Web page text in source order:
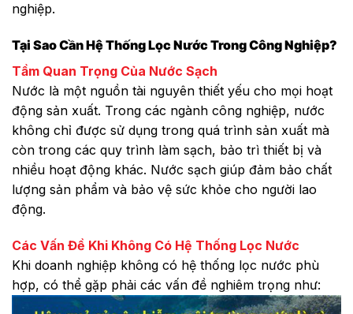
nghiệp.
Tại Sao Cần Hệ Thống Lọc Nước Trong Công Nghiệp?
Tầm Quan Trọng Của Nước Sạch
Nước là một nguồn tài nguyên thiết yếu cho mọi hoạt
động sản xuất. Trong các ngành công nghiệp, nước
không chỉ được sử dụng trong quá trình sản xuất mà
còn trong các quy trình làm sạch, bảo trì thiết bị và
nhiều hoạt động khác. Nước sạch giúp đảm bảo chất
lượng sản phẩm và bảo vệ sức khỏe cho người lao
động.
Các Vấn Đề Khi Không Có Hệ Thống Lọc Nước
Khi doanh nghiệp không có hệ thống lọc nước phù
hợp, có thể gặp phải các vấn đề nghiêm trọng như: